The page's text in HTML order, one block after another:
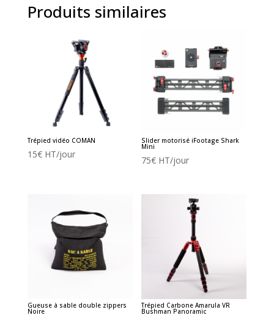
Produits similaires
Trépied vidéo COMAN
15€HT/jour
Slider motorisé iFootage Shark
Mini
75€ HT/jour
Gueuse à sable double zippers
Noire
Trépied Carbone Amarula VR
Bushman Panoramic